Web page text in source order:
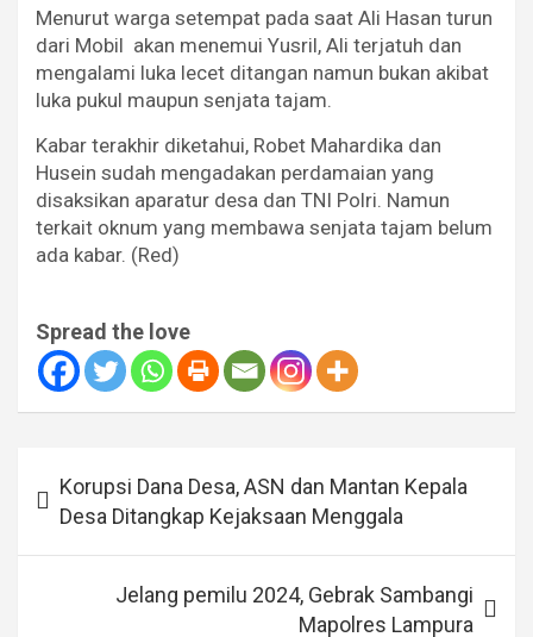
Menurut warga setempat pada saat Ali Hasan turun
dari Mobil akan menemui Yusril, Ali terjatuh dan
mengalami luka lecet ditangan namun bukan akibat
luka pukul maupun senjata tajam.
Kabar terakhir diketahui, Robet Mahardika dan
Husein sudah mengadakan perdamaian yang
disaksikan aparatur desa dan TNI Polri. Namun
terkait oknum yang membawa senjata tajam belum
ada kabar. (Red)
Spread the love
posKorupsi Dana Desa, ASN dan Mantan Kepala
Desa Ditangkap Kejaksaan Menggala
Jelang pemilu 2024, Gebrak Sambangi
Mapolres Lampura